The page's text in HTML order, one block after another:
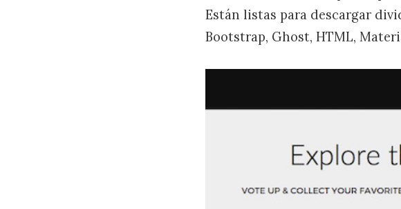
Están listas para descargar
Bootstrap, Ghost, HTML,